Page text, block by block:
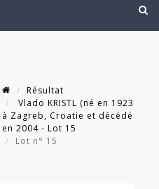
Résultat
Vlado KRISTL (né en 1923
à Zagreb, Croatie et décédé
en 2004 - Lot 15
Lot n° 15